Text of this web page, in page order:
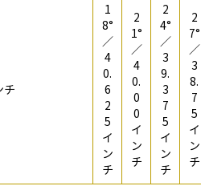
チ
1
8°
／
4
0.
6
2
5
イ
ン
チ
2
1°
／
4
0.
0
0
イ
ン
チ
2
4°
／
3
9.
3
7
5
イ
ン
チ
2
7°
／
3
8.
7
5
イ
ン
チ